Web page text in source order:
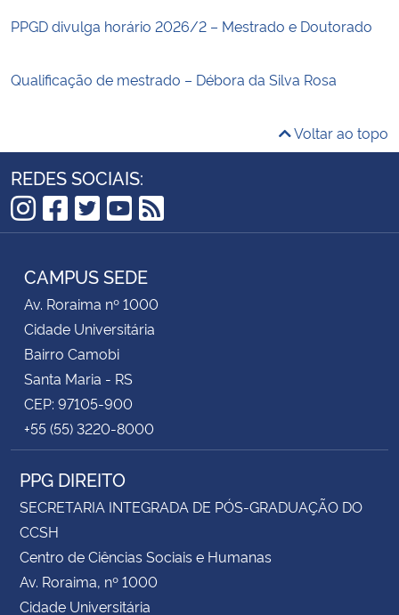
PPGD divulga horário 2026/2 – Mestrado e Doutorado
Qualificação de mestrado – Débora da Silva Rosa
Voltar ao topo
REDES SOCIAIS:
Instagram
Facebook
Twitter
YouTube
RSS
CAMPUS SEDE
Av. Roraima nº 1000
Cidade Universitária
Bairro Camobi
Santa Maria - RS
CEP: 97105-900
+55 (55) 3220-8000
PPG DIREITO
SECRETARIA INTEGRADA DE PÓS-GRADUAÇÃO DO
CCSH
Centro de Ciências Sociais e Humanas
Av. Roraima, nº 1000
Cidade Universitária